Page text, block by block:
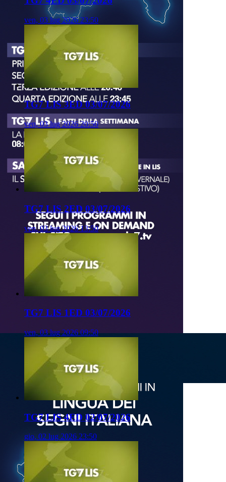
ven, 03 lug 2026 23:50
TG7 LIS 3ED 03/07/2026
ven, 03 lug 2026 20:50
TG7 LIS 2ED 03/07/2026
ven, 03 lug 2026 13:50
TG7 LIS 1ED 03/07/2026
ven, 03 lug 2026 09:50
TG7 LIS 4ED 02/07/2026
gio, 02 lug 2026 23:50